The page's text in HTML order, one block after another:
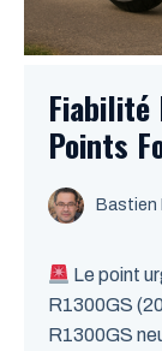
Fiabilité
Points
Bastien
Le point
R1300GS
R1300GS